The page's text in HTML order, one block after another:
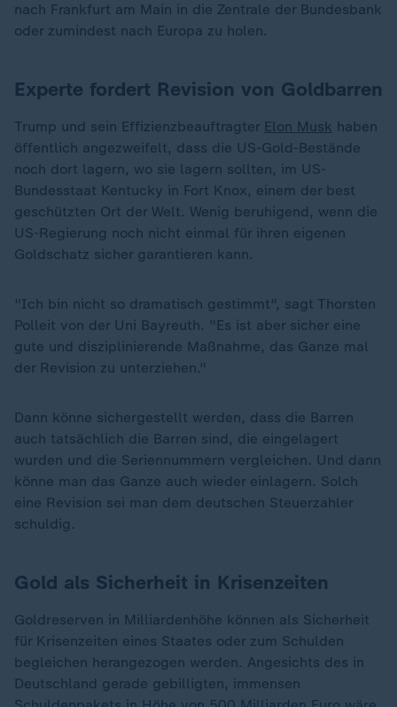
nach Frankfurt am Main in die Zentrale der Bundesbank
oder zumindest nach Europa zu holen.
Experte fordert Revision von Goldbarren
Trump und sein Effizienzbeauftragter Elon Musk haben
öffentlich angezweifelt, dass die US-Gold-Bestände
noch dort lagern, wo sie lagern sollten, im US-
Bundesstaat Kentucky in Fort Knox, einem der best
geschützten Ort der Welt. Wenig beruhigend, wenn die
US-Regierung noch nicht einmal für ihren eigenen
Goldschatz sicher garantieren kann.
"Ich bin nicht so dramatisch gestimmt", sagt Thorsten
Polleit von der Uni Bayreuth. "Es ist aber sicher eine
gute und disziplinierende Maßnahme, das Ganze mal
der Revision zu unterziehen."
Dann könne sichergestellt werden, dass die Barren
auch tatsächlich die Barren sind, die eingelagert
wurden und die Seriennummern vergleichen. Und dann
könne man das Ganze auch wieder einlagern. Solch
eine Revision sei man dem deutschen Steuerzahler
schuldig.
Gold als Sicherheit in Krisenzeiten
Goldreserven in Milliardenhöhe können als Sicherheit
für Krisenzeiten eines Staates oder zum Schulden
begleichen herangezogen werden. Angesichts des in
Deutschland gerade gebilligten, immensen